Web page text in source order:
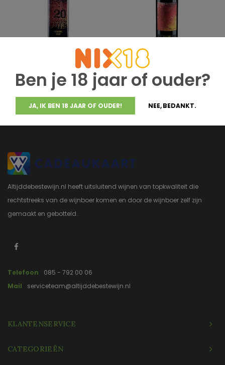
Ben je 18 jaar of ouder?
JA, IK BEN 18 JAAR OF OUDER! NEE, BEDANKT.
Bibi Graetz Colore 2019
€248,00
Bibi Graetz
Bibi Graetz Colore 2016
€348,00
Altijddebestewijn.nl heeft uitsluitend wijnen van topkwaliteit die
rechtstreeks van de wijnboer komen en door de wijnboer zelf zijn
gemaakt en gebotteld.
Telefoon
085 - 792 00 06
Mail
serviceteam@altijddebestewijn.nl
KLANTENSERVICE
CATEGORIEËN